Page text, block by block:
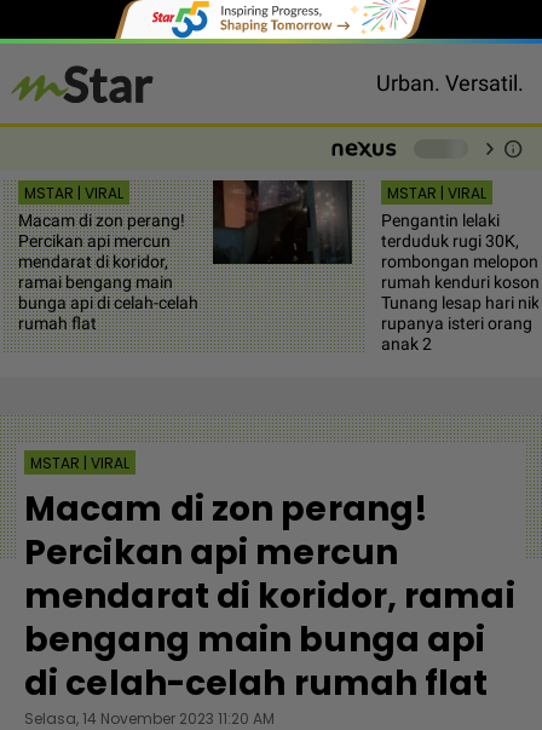
Urban. Versatil.
chevron_right info
MSTAR | VIRAL
Macam di zon perang!
Percikan api mercun
mendarat di koridor,
ramai bengang main
bunga api di celah-celah
rumah flat
MSTAR | VIRAL
Pengantin lelaki
terduduk rugi 30K,
rombongan
rumah kenduri
Tunang lesap hari
rupanya isteri orang
anak 2
MSTAR | VIRAL
Macam di zon perang!
Percikan api mercun
mendarat di koridor, ramai
bengang main bunga api
di celah-celah rumah flat
Selasa, 14 November 2023 11:20 AM